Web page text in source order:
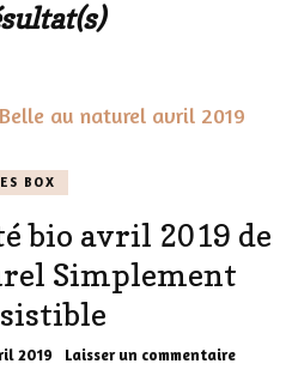
BOX
bio avril 2019 de
Simplement
2019 Laisser un commentairesur